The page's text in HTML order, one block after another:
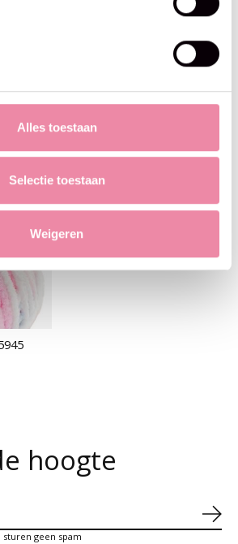
Alles toestaan
Selectie toestaan
Weigeren
Softy Mega - Alize -5926
hoogte
geen spam